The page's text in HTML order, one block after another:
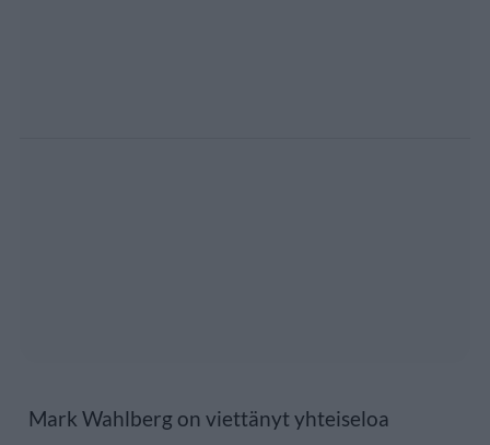
Mark Wahlberg on viettänyt yhteiseloa